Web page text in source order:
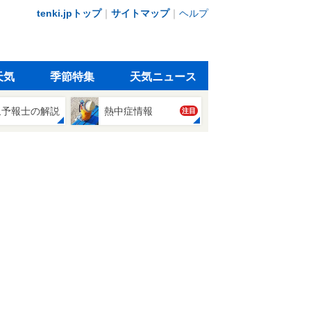
tenki.jpトップ｜ サイトマップ｜ ヘルプ
気 季節特集 天気ニュース
報士の解説 熱中症情報 注目